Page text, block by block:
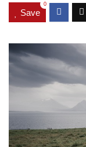
Save
0